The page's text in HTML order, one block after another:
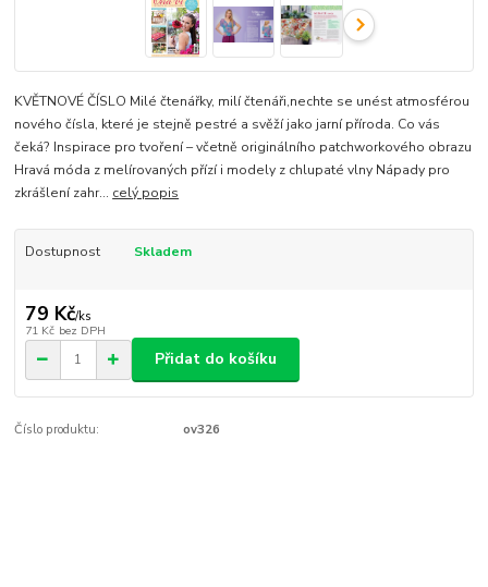
KVĚTNOVÉ ČÍSLO Milé čtenářky, milí čtenáři,nechte se unést atmosférou
nového čísla, které je stejně pestré a svěží jako jarní příroda. Co vás
čeká? Inspirace pro tvoření – včetně originálního patchworkového obrazu
Hravá móda z melírovaných přízí i modely z chlupaté vlny Nápady pro
zkrášlení zahr... celý popis
Dostupnost Skladem
79 Kč/ks
71 Kč bez DPH
Přidat do košíku
Číslo produktu: ov326